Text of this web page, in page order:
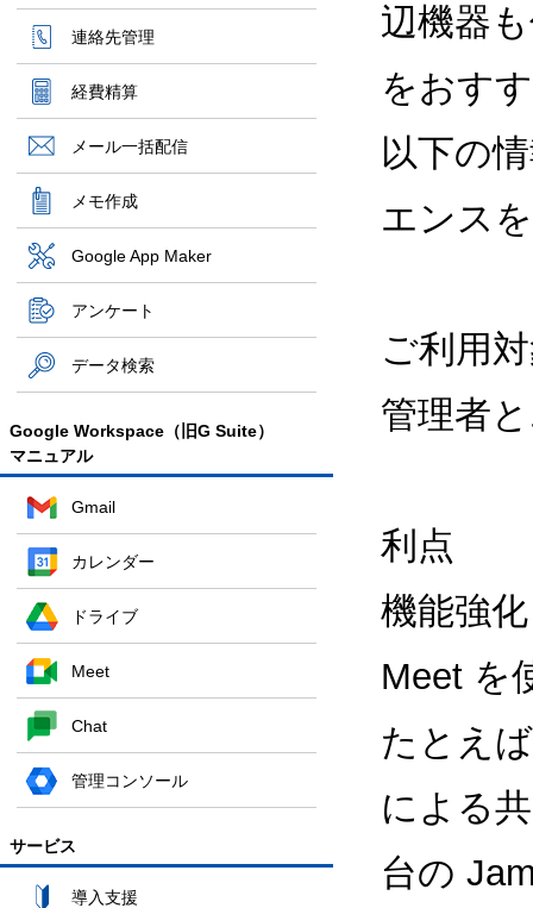
連絡先管理
経費精算
メール一括配信
メモ作成
Google App Maker
アンケート
データ検索
Google Workspace（旧G Suite）
マニュアル
Gmail
カレンダー
ドライブ
Meet
Chat
管理コンソール
サービス
導入支援
辺機器
をおす
以下の
エンス
ご利用
管理者
利点
機能強
Meet を
たとえ
による
台の